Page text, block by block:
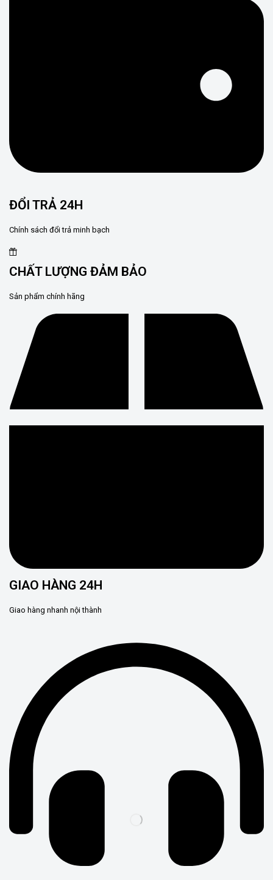
ĐỔI TRẢ 24H
Chính sách đổi trả minh bạch
CHẤT LƯỢNG ĐẢM BẢO
Sản phẩm chính hãng
GIAO HÀNG 24H
Giao hàng nhanh nội thành